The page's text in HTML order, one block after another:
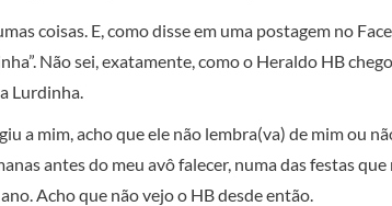
coisas. E, como disse em uma postagem no
Não sei, exatamente, como o Heraldo HB
Lurdinha.
a mim, acho que ele não lembra(va) de mim ou
antes do meu avô falecer, numa das festas
Acho que não vejo o HB desde então.